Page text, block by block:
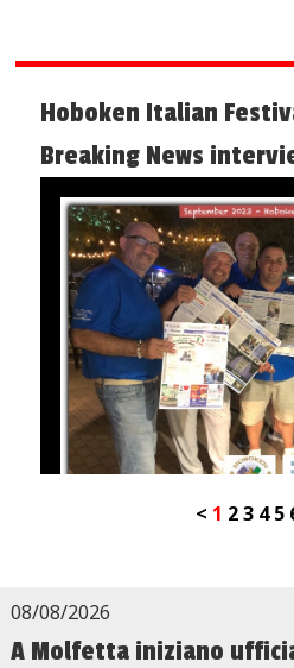
Hoboken Italian
Breaking News
< 1 23 4 5
08/08/2026
A Molfetta iniziano